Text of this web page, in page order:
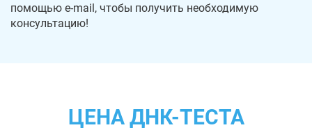
помощью e-mail, чтобы получить необходимую
консультацию!
ЦЕНА ДНК-ТЕСТА